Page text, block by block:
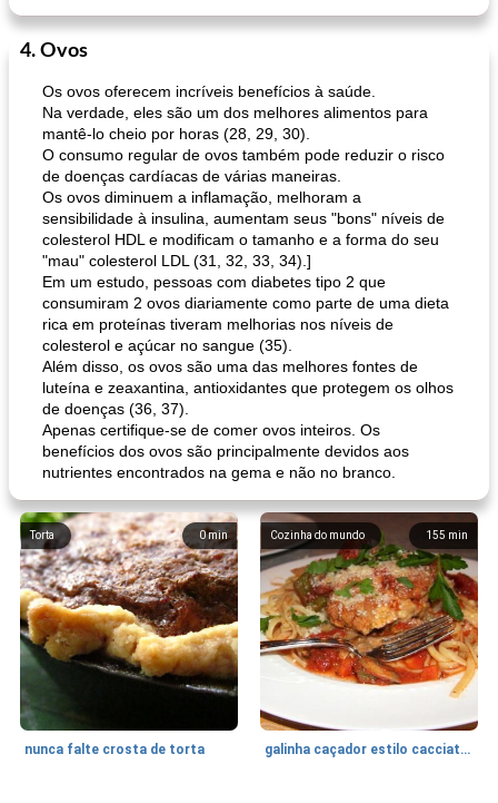
4. Ovos
Os ovos oferecem incríveis benefícios à saúde.
Na verdade, eles são um dos melhores alimentos para
mantê-lo cheio por horas (28, 29, 30).
O consumo regular de ovos também pode reduzir o risco
de doenças cardíacas de várias maneiras.
Os ovos diminuem a inflamação, melhoram a
sensibilidade à insulina, aumentam seus "bons" níveis de
colesterol HDL e modificam o tamanho e a forma do seu
"mau" colesterol LDL (31, 32, 33, 34).]
Em um estudo, pessoas com diabetes tipo 2 que
consumiram 2 ovos diariamente como parte de uma dieta
rica em proteínas tiveram melhorias nos níveis de
colesterol e açúcar no sangue (35).
Além disso, os ovos são uma das melhores fontes de
luteína e zeaxantina, antioxidantes que protegem os olhos
de doenças (36, 37).
Apenas certifique-se de comer ovos inteiros. Os
benefícios dos ovos são principalmente devidos aos
nutrientes encontrados na gema e não no branco.
0min
Torta
nunca falte crosta de torta
155 min
Cozinha do mundo
galinha caçador estilo cacciatore